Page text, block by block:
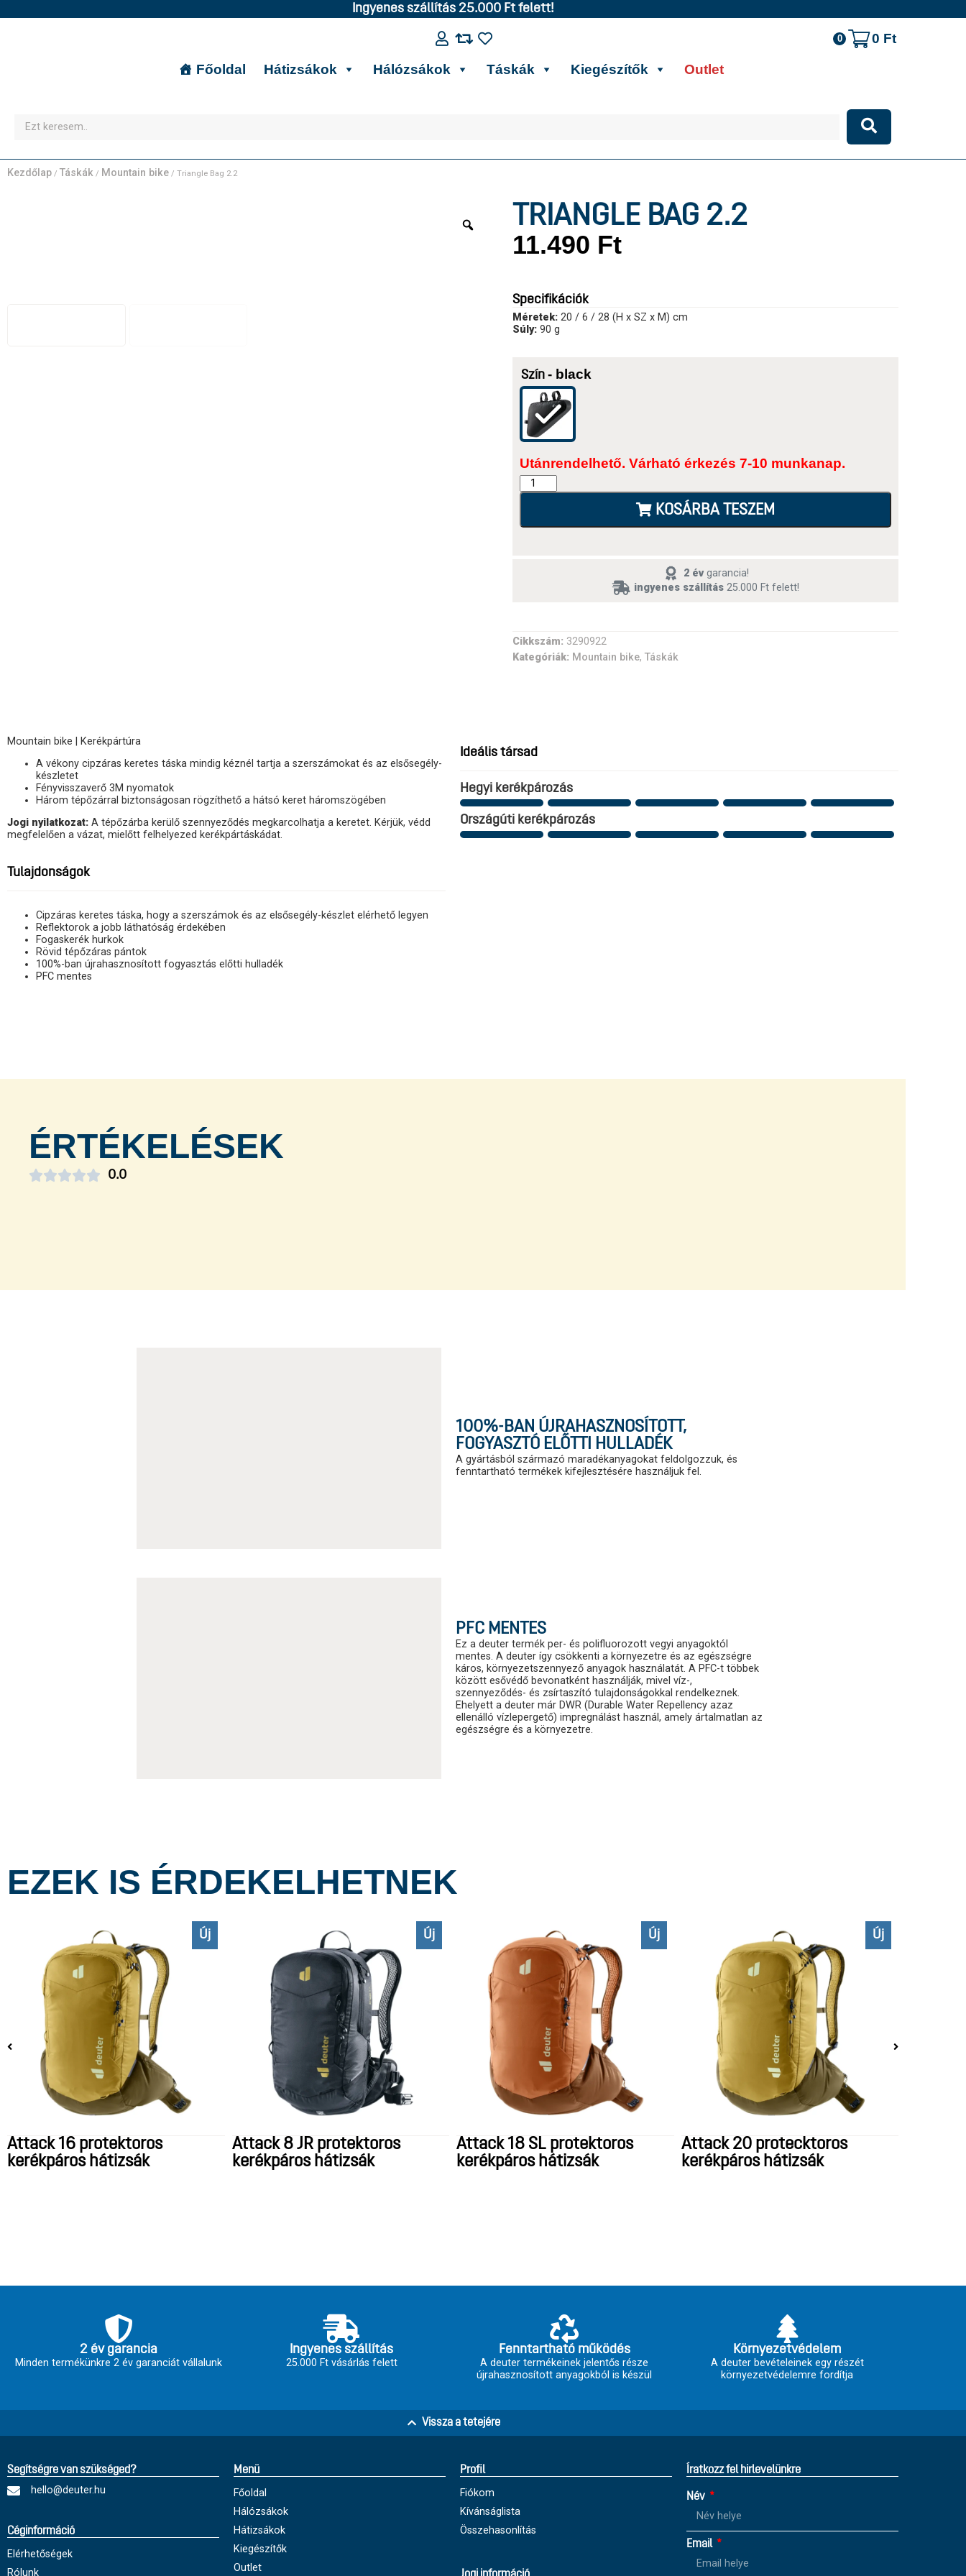
Ingyenes szállítás 25.000 Ft felett!
0 0 Ft
Főoldal Hátizsákok Hálózsákok Táskák Kiegészítők Outlet
Kezdőlap / Táskák / Mountain bike / Triangle Bag 2.2
TRIANGLE BAG 2.2
11.490 Ft
Specifikációk
Méretek: 20 / 6 / 28 (H x SZ x M) cm
Súly: 90 g
Szín - black
Utánrendelhető. Várható érkezés 7-10 munkanap.
KOSÁRBA TESZEM
2 évgarancia!
ingyenes szállítás25.000 Ft felett!
Cikkszám: 3290922
Kategóriák: Mountain bike, Táskák
Mountain bike | Kerékpártúra
A vékony cipzáras keretes táska mindig kéznél tartja a szerszámokat és az elsősegély-
készletet
Fényvisszaverő 3M nyomatok
Három tépőzárral biztonságosan rögzíthető a hátsó keret háromszögében
Jogi nyilatkozat: A tépőzárba kerülő szennyeződés megkarcolhatja a keretet. Kérjük, védd
megfelelően a vázat, mielőtt felhelyezed kerékpártáskádat.
Tulajdonságok
Cipzáras keretes táska, hogy a szerszámok és az elsősegély-készlet elérhető legyen
Reflektorok a jobb láthatóság érdekében
Fogaskerék hurkok
Rövid tépőzáras pántok
100%-ban újrahasznosított fogyasztás előtti hulladék
PFC mentes
Ideális társad
Hegyi kerékpározás
Országúti kerékpározás
ÉRTÉKELÉSEK
0.0

100%-BAN ÚJRAHASZNOSÍTOTT,
FOGYASZTÓ ELŐTTI HULLADÉK
A gyártásból származó maradékanyagokat feldolgozzuk, és
fenntartható termékek kifejlesztésére használjuk fel.
PFC MENTES
Ez a deuter termék per- és polifluorozott vegyi anyagoktól
mentes. A deuter így csökkenti a környezetre és az egészségre
káros, környezetszennyező anyagok használatát. A PFC-t többek
között esővédő bevonatként használják, mivel víz-,
szennyeződés- és zsírtaszító tulajdonságokkal rendelkeznek.
Ehelyett a deuter már DWR (Durable Water Repellency azaz
ellenálló vízlepergető) impregnálást használ, amely ártalmatlan az
egészségre és a környezetre.
EZEK IS ÉRDEKELHETNEK
Új
Attack 16 protektoros
kerékpáros hátizsák
Új
Attack 8 JR protektoros
kerékpáros hátizsák
Új
Attack 18 SL protektoros
kerékpáros hátizsák
Új
Attack 20 protecktoros
kerékpáros hátizsák
2 év garancia
Minden termékünkre 2 év garanciát vállalunk
Ingyenes szállítás
25.000 Ft vásárlás felett
Fenntartható működés
A deuter termékeinek jelentős része
újrahasznosított anyagokból is készül
Környezetvédelem
A deuter bevételeinek egy részét
környezetvédelemre fordítja
Vissza a tetejére
Segítségre van szükséged?
hello@deuter.hu
Céginformáció
Elérhetőségek
Rólunk
Menü
Főoldal
Hálózsákok
Hátizsákok
Kiegészítők
Outlet
Profil
Fiókom
Kívánságlista
Összehasonlítás
Íratkozz fel hirlevelünkre
Név
Email